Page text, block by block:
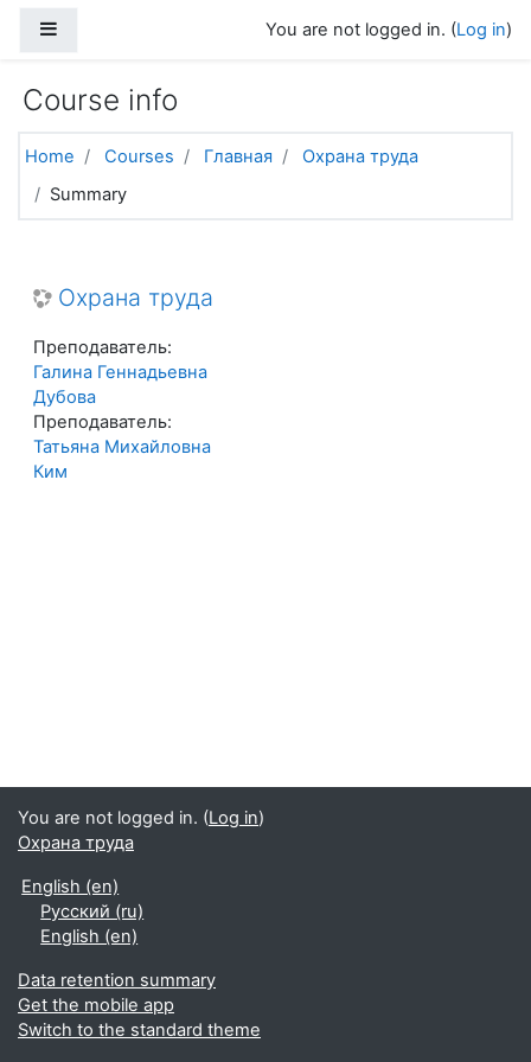
You are not logged in. (Log in)
Course info
Home Courses Главная
Охрана труда
Summary
Охрана труда
Преподаватель:
Галина Геннадьевна
Дубова
Преподаватель:
Татьяна Михайловна
Ким
You are not logged in. (Log in)
Охрана труда
English ‎(en)‎
Русский ‎(ru)‎
English ‎(en)‎
Data retention summary
Get the mobile app
Switch to the standard theme